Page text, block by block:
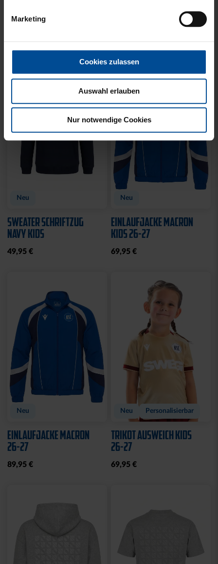
Marketing
Cookies zulassen
Auswahl erlauben
Nur notwendige Cookies
GRAU KIDS
SWEATER KARLSRUHE
Neu
SWEATER SCHRIFTZUG
NAVY KIDS
49,95 €
Neu
EINLAUFJACKE MACRON
KIDS 26-27
69,95 €
Neu
EINLAUFJACKE MACRON
26-27
89,95 €
Neu Personalisierbar
TRIKOT AUSWEICH KIDS
26-27
69,95 €